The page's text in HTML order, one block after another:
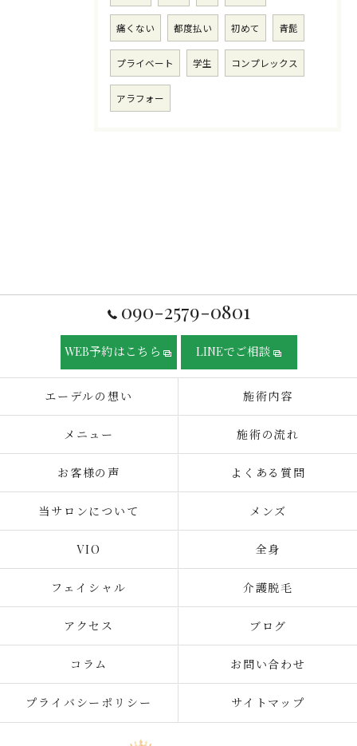
痛くない 都度払い 初めて 青髭
プライベート 学生 コンプレックス
アラフォー
090-2579-0801
WEB予約はこちら LINEでご相談
エーデルの想い 施術内容
メニュー 施術の流れ
お客様の声 よくある質問
当サロンについて メンズ
VIO 全身
フェイシャル 介護脱毛
アクセス ブログ
コラム お問い合わせ
プライバシーポリシー サイトマップ